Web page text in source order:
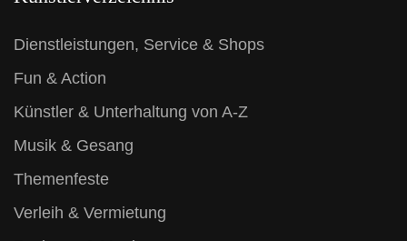
Dienstleistungen, Service & Shops
Fun & Action
Künstler & Unterhaltung von A-Z
Musik & Gesang
Themenfeste
Verleih & Vermietung